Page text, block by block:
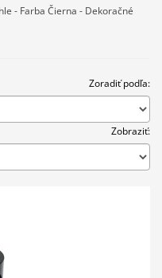
- Farba Čierna - Dekoračné
Zoradiť podľa:
Zobraziť: